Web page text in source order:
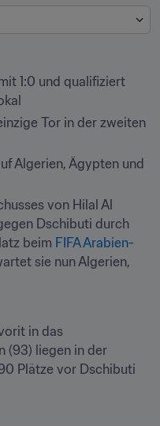
1:0 und qualifiziert
Tor in der zweiten
Algerien, Ägypten und
von Hilal Al
Dschibuti durch
beim FIFA Arabien-
sie nun Algerien,
in das
Plätze vor Dschibuti